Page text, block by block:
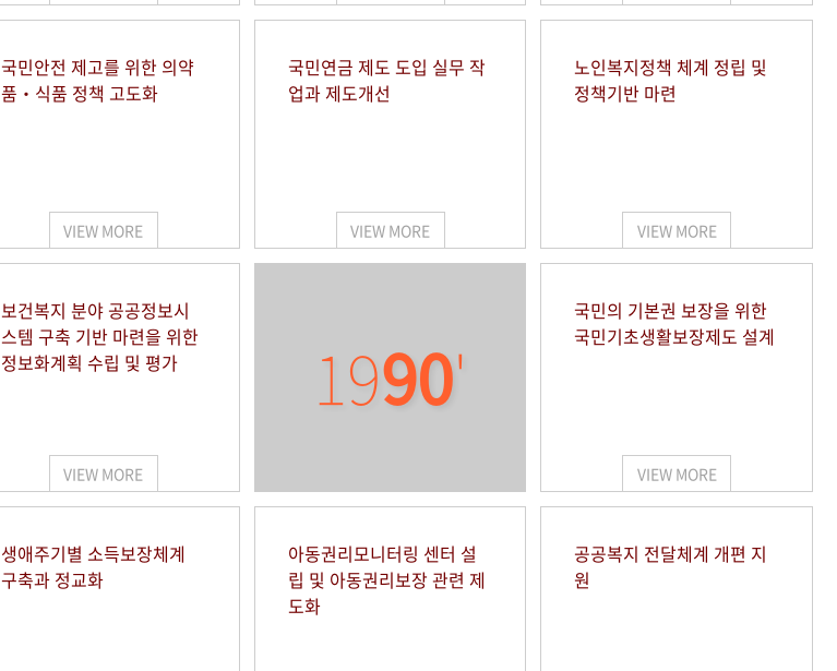
국민안전 제고를 위한 의약
품‧식품 정책 고도화
VIEW MORE
국민연금 제도 도입 실무 작
업과 제도개선
VIEW MORE
노인복지정책 체계 정립 및
정책기반 마련
VIEW MORE
보건복지 분야 공공정보시
스템 구축 기반 마련을 위한
정보화계획 수립 및 평가
VIEW MORE
1990'
국민의 기본권 보장을 위한
국민기초생활보장제도 설계
VIEW MORE
생애주기별 소득보장체계
구축과 정교화
아동권리모니터링 센터 설
립 및 아동권리보장 관련 제
도화
공공복지 전달체계 개편 지
원